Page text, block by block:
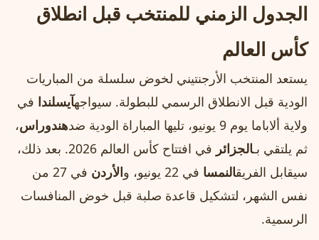
الجدول الزمني للمنتخب قبل انطلاق
كأس العالم
يستعد المنتخب الأرجنتيني لخوض سلسلة من المباريات
الودية قبل الانطلاق الرسمي للبطولة. سيواجهآيسلندا في
ولاية ألاباما يوم 9 يونيو، تليها المباراة الودية ضد
هندوراس،
ثم يلتقي بـالجزائر
في افتتاح كأس العالم 2026. بعد ذلك،
سيقابل الفريقالنمسا في 22 يونيو، و الأردن
في 27 من
نفس الشهر، لتشكيل قاعدة صلبة قبل خوض المنافسات
الرسمية.